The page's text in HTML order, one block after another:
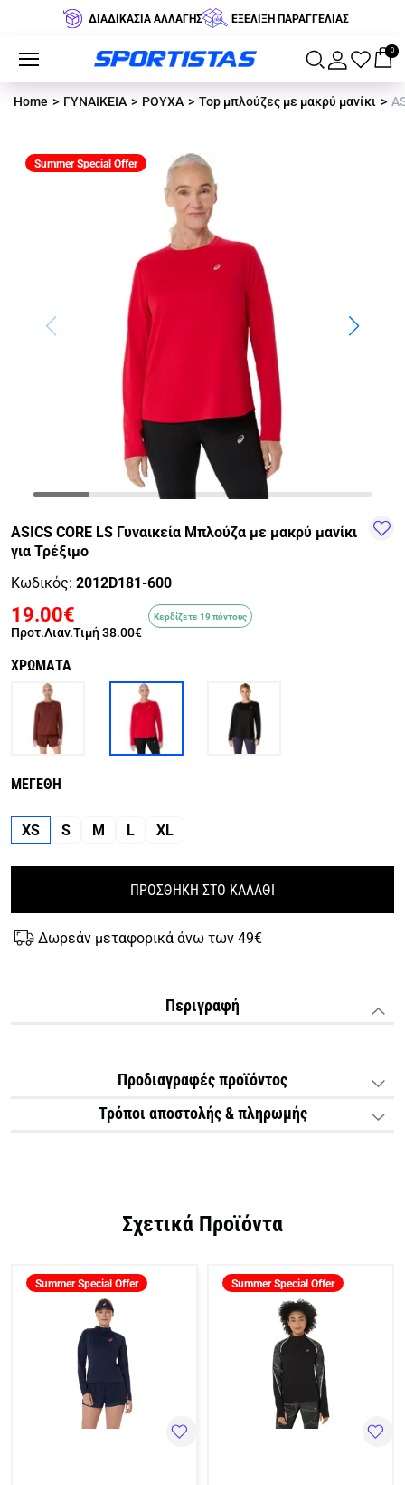
ΔΙΑΔΙΚΑΣΙΑ ΑΛΛΑΓΗΣ ΕΞΕΛΙΞΗ ΠΑΡΑΓΓΕΛΙΑΣ
0
WALKINGTRAINING-WATER
Home ΓΥΝΑΙΚΕΙΑ ΡΟΥΧΑ Top μπλούζες με μακρύ μανίκι
Summer Special Offer
ASICS CORE LS Γυναικεία Μπλούζα με μακρύ μανίκι
για Τρέξιμο
Κωδικός: 2012D181-600
19.00€
Προτ.Λιαν.Τιμή 38.00€
Κερδίζετε 19 πόντους
ΧΡΩΜΑΤΑ
ΜΕΓΕΘΗ
XS S M L XL
ΠΡΟΣΘΗΚΗ ΣΤΟ ΚΑΛΑΘΙ
Δωρεάν μεταφορικά άνω των 49€
Περιγραφή
Προδιαγραφές προϊόντος
Τρόποι αποστολής & πληρωμής
Σχετικά Προϊόντα
Summer Special Offer Summer Special Offer